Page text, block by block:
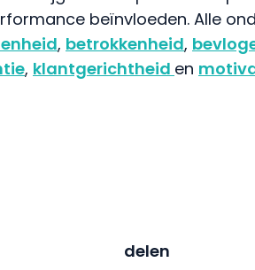
beïnvloeden. Alle
, betrokkenheid,
, klantgerichtheid en
delen